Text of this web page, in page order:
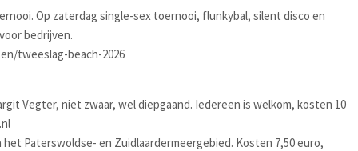
Op zaterdag single-sex toernooi, flunkybal, silent disco en
bedrijven.
tweeslag-beach-2026
Vegter, niet zwaar, wel diepgaand. Iedereen is welkom, kosten 10
Paterswoldse- en Zuidlaardermeergebied. Kosten 7,50 euro,